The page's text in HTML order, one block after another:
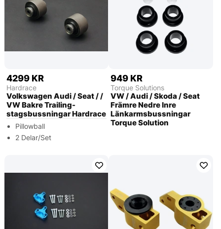
4299 KR
Hardrace
Volkswagen Audi / Seat / /
VW Bakre Trailing-
stagsbussningar Hardrace
Pillowball
2 Delar/Set
949 KR
Torque Solutions
VW / Audi / Skoda / Seat
Främre Nedre Inre
Länkarmsbussningar
Torque Solution